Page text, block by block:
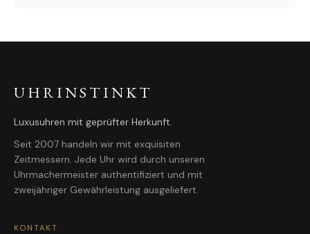
UHRINSTINKT
Luxusuhren mit geprüfter Herkunft.
Seit 2007 handeln wir mit exquisiten
Zeitmessern. Jede Uhr wird durch unseren
Uhrmachermeister authentifiziert und mit
zweijähriger Gewährleistung ausgeliefert.
KONTAKT